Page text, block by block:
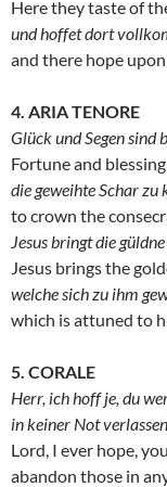
Here they taste of
und hoffet dort
and there hope
4. ARIA TENORE
Glück und Segen sind
Fortune and
die geweihte Schar zu
to crown the
Jesus bringt die
Jesus brings the
welche sich zu ihm
which is attuned to
5. CORALE
Herr, ich hoff je, du
in keiner Not verlassen,
Lord, I ever hope,
abandon those in